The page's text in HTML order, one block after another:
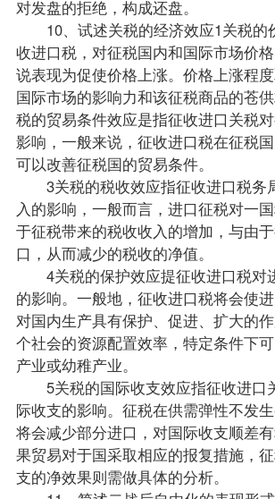
对发盘的拒绝，构成还盘。
10、试述关税的经济效应1关税的
收进口税，对征税国内和国际市场价
说表现为促使价格上涨。价格上涨程
国际市场的影响力和该征税商品的苍
税的贸易条件效应是指征收进口关税
影响，一般来说，征收进口税在征税
可以改善征税国的贸易条件。
3关税的税收效应指征收进口税务
入的影响，一般而言，进口征税对一
于征税带来的税收收入的增加，与由
口，从而减少的税收的净值。
4关税的保护效应提征收进口税对
的影响。一般地，征收进口税将会使
对国内生产具有保护、促进、扩大的
个社会的资源配置效率，特定条件下
产业或幼稚产业。
5关税的国际收支效应指征收进口
际收支的影响。征税在供需弹性不发
将会减少部分进口，对国际收支顺差
果贸易对于国采取相应的报复措施，
支的净效果则需做具体的分析。